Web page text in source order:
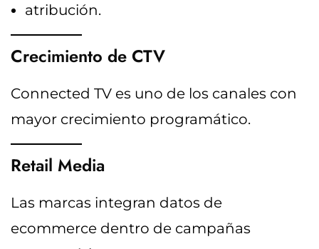
atribución.
Crecimiento de CTV
Connected TV es uno de los canales con
mayor crecimiento programático.
Retail Media
Las marcas integran datos de
ecommerce dentro de campañas